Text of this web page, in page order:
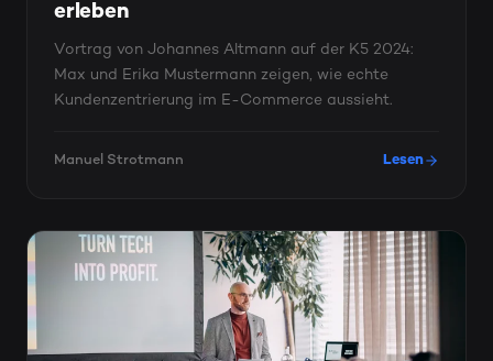
erleben
Vortrag von Johannes Altmann auf der K5 2024:
Max und Erika Mustermann zeigen, wie echte
Kundenzentrierung im E-Commerce aussieht.
Manuel Strotmann Lesen